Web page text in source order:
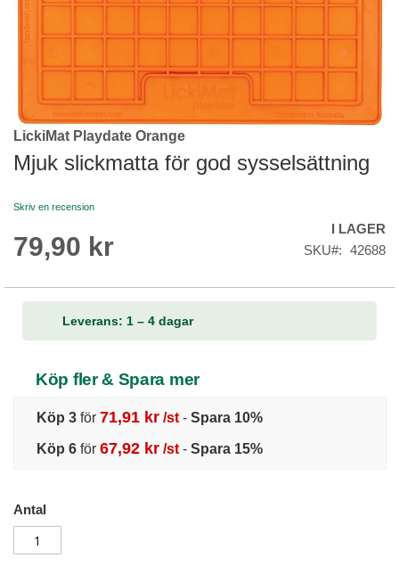
Skip
to
the
of
images
LickiMat Playdate Orange
Mjuk slickmatta för god sysselsättning
Skriv en recension
79,90 kr
I LAGER
SKU
42688
Leverans: 1 – 4 dagar
Köp fler & Spara mer
Köp 3 för 71,91 kr /st - Spara 10%
Köp 6 för 67,92 kr /st - Spara 15%
Antal